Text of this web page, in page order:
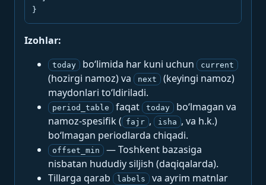
}
Izohlar:
today bo‘limida har kuni uchun current
(hozirgi namoz) va next
(keyingi namoz)
maydonlari to‘ldiriladi.
period_table faqat today
bo‘lmagan va
namoz-spesifik ( fajr , isha , va h.k.)
bo‘lmagan periodlarda chiqadi.
offset_min
— Toshkent bazasiga
nisbatan hududiy siljish (daqiqalarda).
Tillarga qarab
labels
va ayrim matnlar